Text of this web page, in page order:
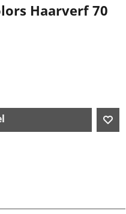
Haarverf 70